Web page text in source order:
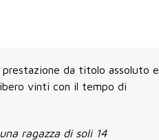
da titolo assoluto e
vinti con il tempo di
ragazza di soli 14